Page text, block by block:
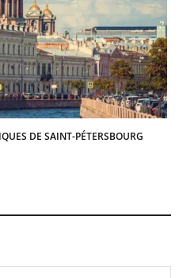
DE SAINT-PÉTERSBOURG